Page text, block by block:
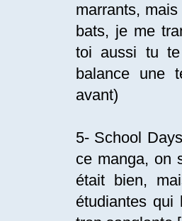
marrants,
bats, je me
toi aussi tu
balance une
avant)
5- School
ce manga, on
était bien,
étudiantes